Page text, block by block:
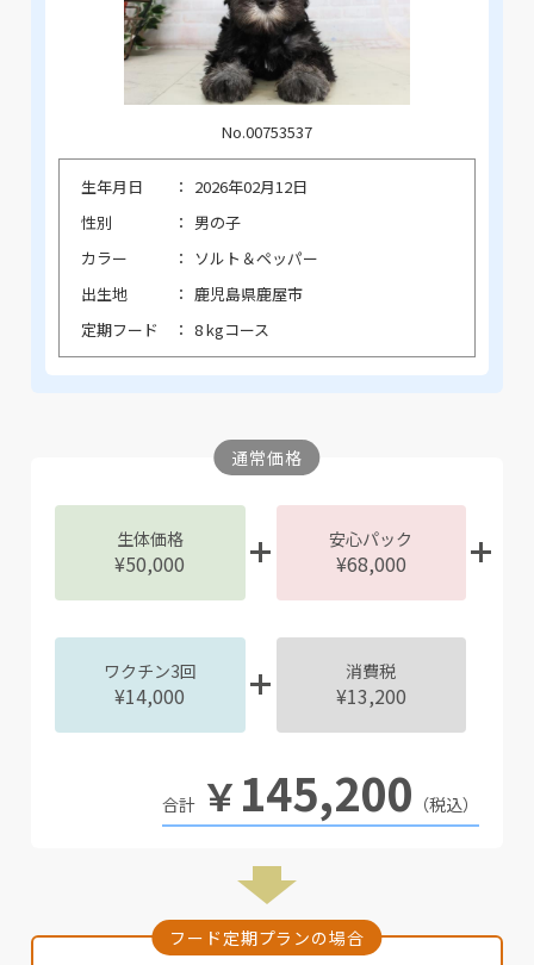
No.00753537
生年月日
2026年02月12日
性別
男の子
カラー
ソルト＆ペッパー
出生地
鹿児島県鹿屋市
定期フード
8 kgコース
通常価格
生体価格
¥50,000
安心パック
¥68,000
ワクチン3回
¥14,000
消費税
¥13,200
￥145,200 （税込）
フード定期プランの場合